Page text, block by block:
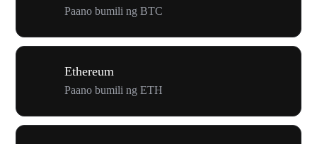
Paano bumili ng BTC
Ethereum
Paano bumili ng ETH